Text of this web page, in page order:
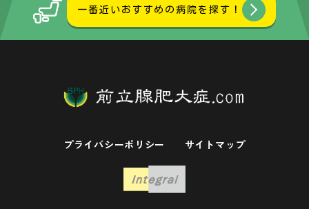
一番近いおすすめの病院を探す！
プライバシーポリシー サイトマップ